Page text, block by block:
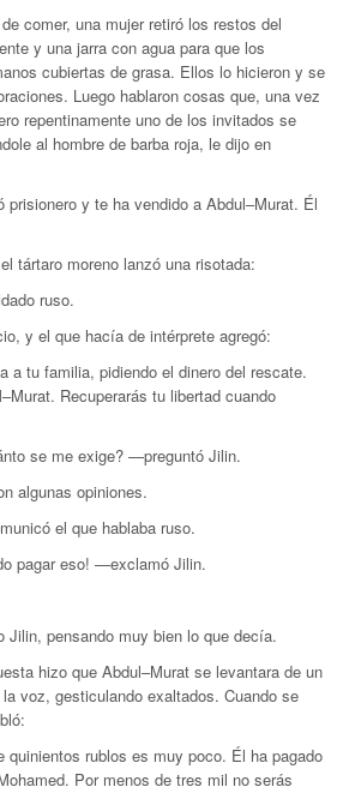
comer, una mujer retiró los restos del
y una jarra con agua para que los
cubiertas de grasa. Ellos lo hicieron y se
Luego hablaron cosas que, una vez
repentinamente uno de los invitados se
al hombre de barba roja, le dijo en
y te ha vendido a Abdul–Murat. Él
tártaro moreno lanzó una risotada:
ruso.
y el que hacía de intérprete agregó:
a tu familia, pidiendo el dinero del rescate.
Recuperarás tu libertad cuando
se me exige? —preguntó Jilin.
algunas opiniones.
el que hablaba ruso.
pagar eso! —exclamó Jilin.
pensando muy bien lo que decía.
hizo que Abdul–Murat se levantara de un
voz, gesticulando exaltados. Cuando se
rublos es muy poco. Él ha pagado
Por menos de tres mil no serás